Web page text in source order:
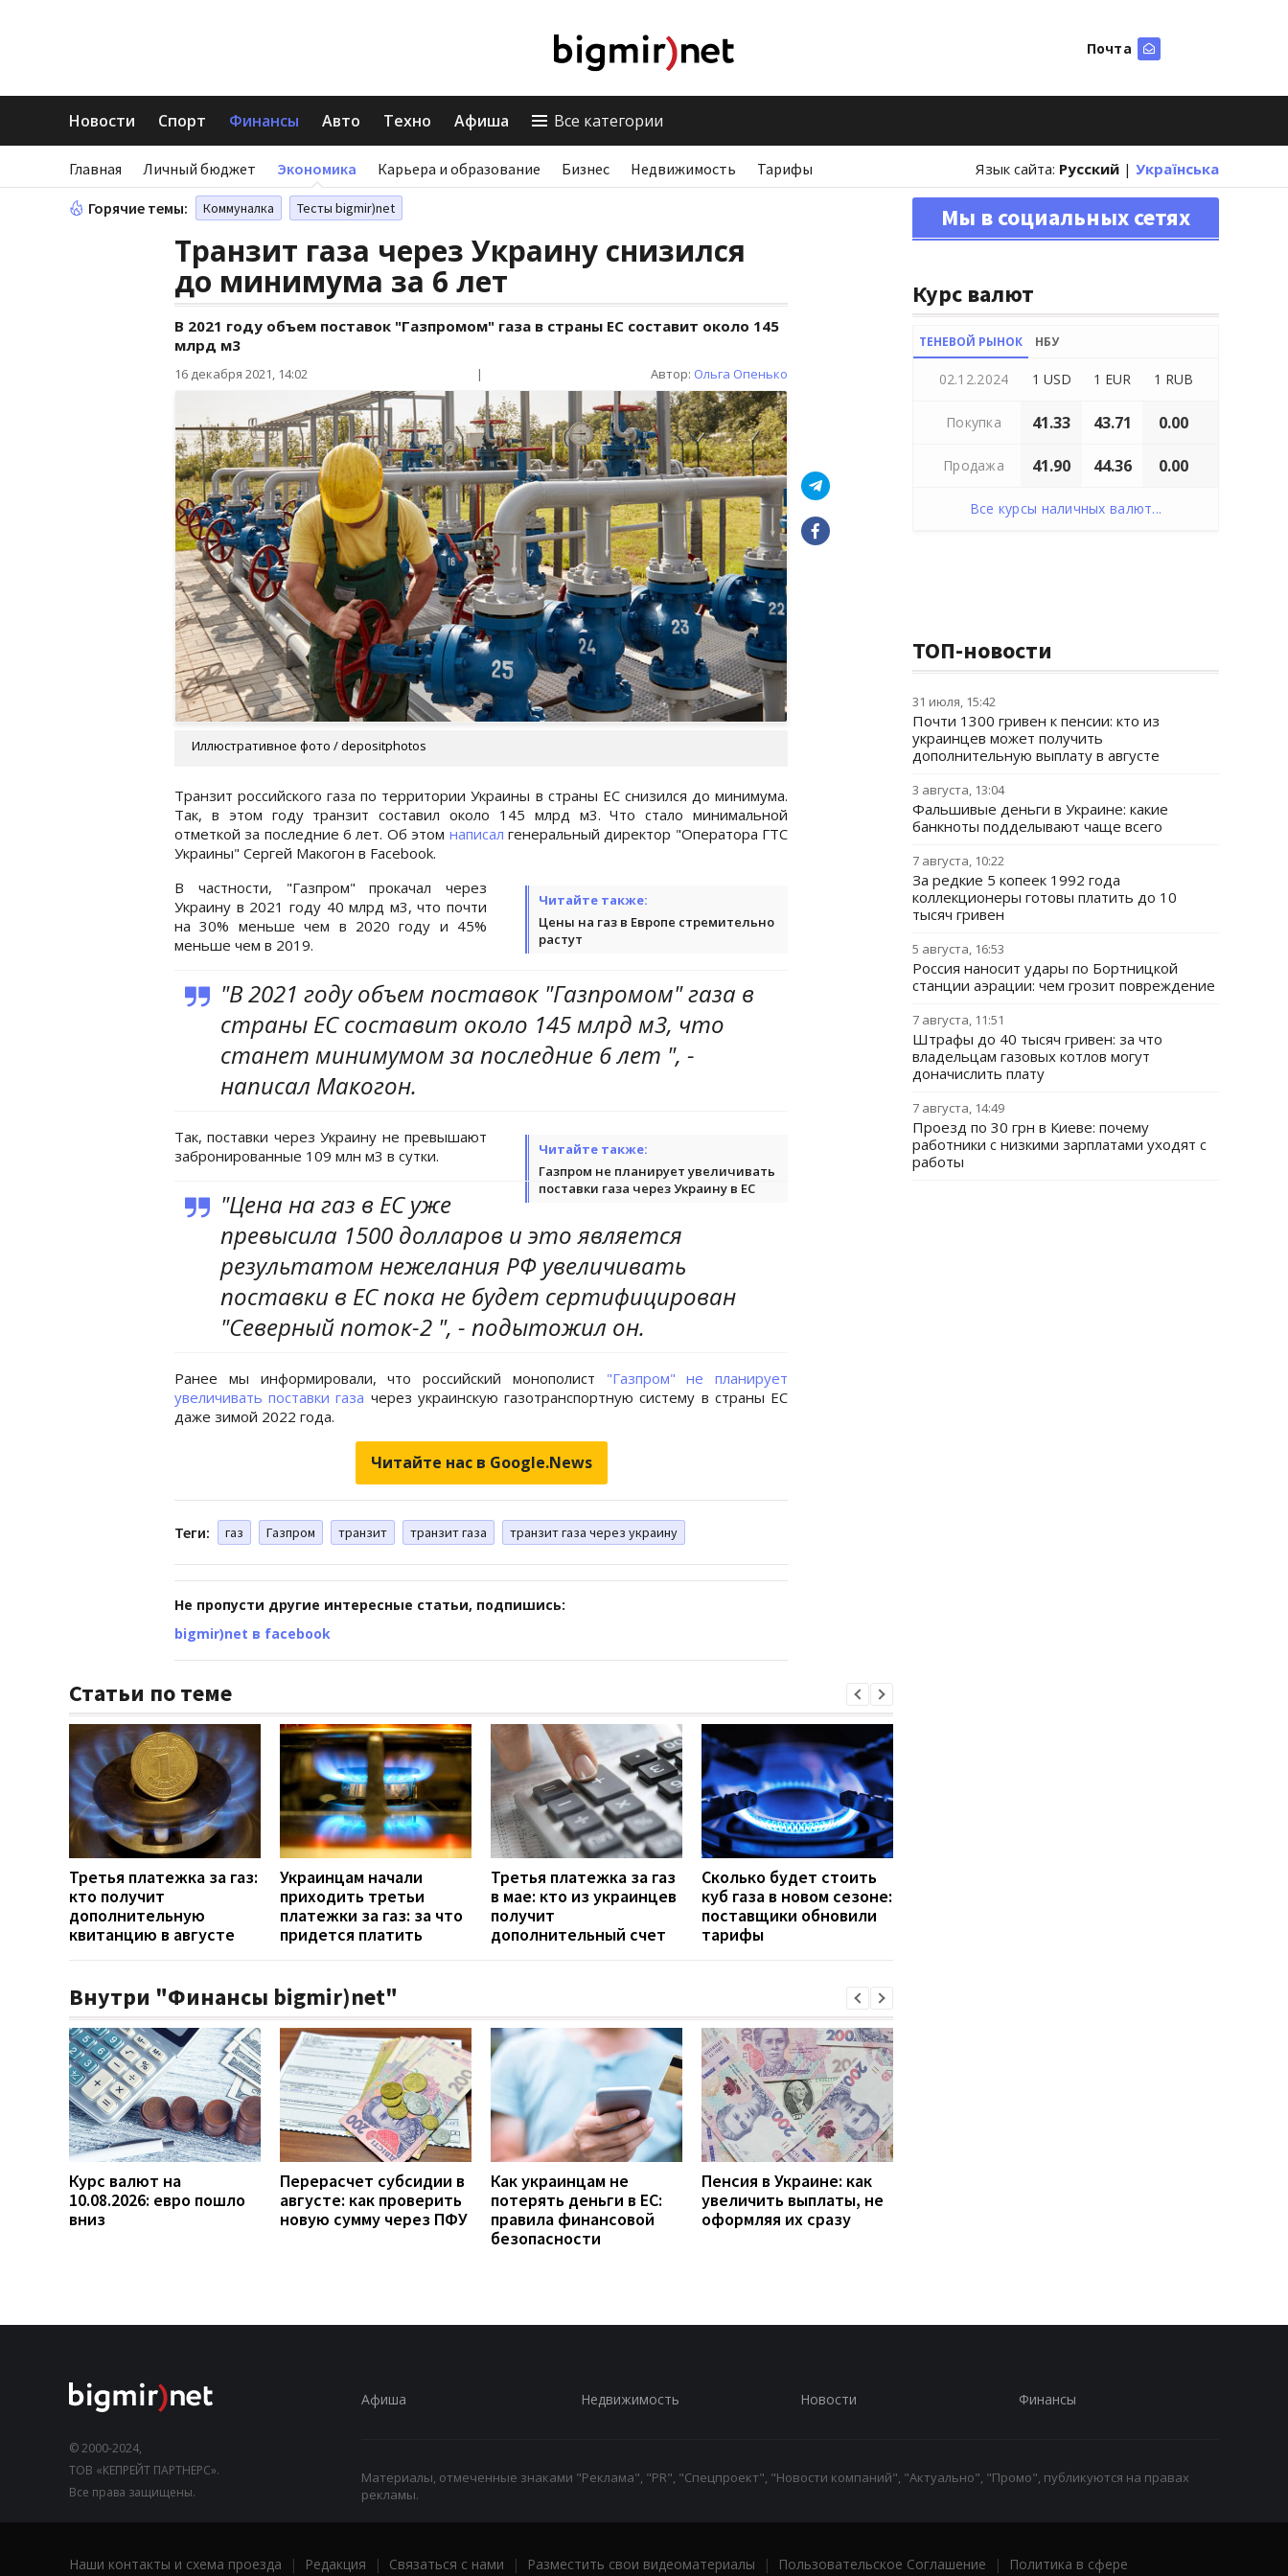
Почта
Новости Спорт Финансы Авто Техно Афиша Все категории
Главная Личный бюджет Экономика Карьера и образование Бизнес Недвижимость Тарифы Язык сайта: Русский | Українська
Горячие темы: Коммуналка Тесты bigmir)net
Транзит газа через Украину снизился
до минимума за 6 лет
В 2021 году объем поставок "Газпромом" газа в страны ЕС составит около 145
млрд м3
16 декабря 2021, 14:02 | Автор: Ольга Опенько
Иллюстративное фото / depositphotos
Транзит российского газа по территории Украины в страны ЕС снизился до минимума.
Так, в этом году транзит составил около 145 млрд м3. Что стало минимальной
отметкой за последние 6 лет. Об этом написал генеральный директор "Оператора ГТС
Украины" Сергей Макогон в Facebook.
Читайте также:
Цены на газ в Европе стремительно
растут
В частности, "Газпром" прокачал через
Украину в 2021 году 40 млрд м3, что почти
на 30% меньше чем в 2020 году и 45%
меньше чем в 2019.
"В 2021 году объем поставок "Газпромом" газа в
страны ЕС составит около 145 млрд м3, что
станет минимумом за последние 6 лет ", -
написал Макогон.
Читайте также:
Газпром не планирует увеличивать
поставки газа через Украину в ЕС
Так, поставки через Украину не превышают
забронированные 109 млн м3 в сутки.
"Цена на газ в ЕС уже
превысила 1500 долларов и это является
результатом нежелания РФ увеличивать
поставки в ЕС пока не будет сертифицирован
"Северный поток-2 ", - подытожил он.
Ранее мы информировали, что российский монополист "Газпром" не планирует
увеличивать поставки газа через украинскую газотранспортную систему в страны ЕС
даже зимой 2022 года.
Читайте нас в Google.News
Теги: газ Газпром транзит транзит газа транзит газа через украину
Не пропусти другие интересные статьи, подпишись:
bigmir)net в facebook
Статьи по теме
Третья платежка за газ:
кто получит
дополнительную
квитанцию в августе
Украинцам начали
приходить третьи
платежки за газ: за что
придется платить
Третья платежка за газ
в мае: кто из украинцев
получит
дополнительный счет
Сколько будет стоить
куб газа в новом сезоне:
поставщики обновили
тарифы
Внутри "Финансы bigmir)net"
Курс валют на
10.08.2026: евро пошло
вниз
Перерасчет субсидии в
августе: как проверить
новую сумму через ПФУ
Как украинцам не
потерять деньги в ЕС:
правила финансовой
безопасности
Пенсия в Украине: как
увеличить выплаты, не
оформляя их сразу
Мы в социальных сетях
Курс валют
ТЕНЕВОЙ РЫНОК НБУ
02.12.2024 1 USD 1 EUR 1 RUB
Покупка 41.33 43.71 0.00
Продажа 41.90 44.36 0.00
Все курсы наличных валют...
ТОП-новости
31 июля, 15:42
Почти 1300 гривен к пенсии: кто из
украинцев может получить
дополнительную выплату в августе
3 августа, 13:04
Фальшивые деньги в Украине: какие
банкноты подделывают чаще всего
7 августа, 10:22
За редкие 5 копеек 1992 года
коллекционеры готовы платить до 10
тысяч гривен
5 августа, 16:53
Россия наносит удары по Бортницкой
станции аэрации: чем грозит повреждение
7 августа, 11:51
Штрафы до 40 тысяч гривен: за что
владельцам газовых котлов могут
доначислить плату
7 августа, 14:49
Проезд по 30 грн в Киеве: почему
работники с низкими зарплатами уходят с
работы
© 2000-2024,
ТОВ «КЕПРЕЙТ ПАРТНЕРС».
Все права защищены.
Афиша Недвижимость Новости Финансы
Материалы, отмеченные знаками "Реклама", "PR", "Спецпроект", "Новости компаний", "Актуально", "Промо", публикуются на правах
рекламы.
Наши контакты и схема проезда | Редакция | Связаться с нами | Разместить свои видеоматериалы | Пользовательское Соглашение |
Политика в сфере